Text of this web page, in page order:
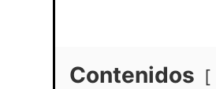
Contenidos